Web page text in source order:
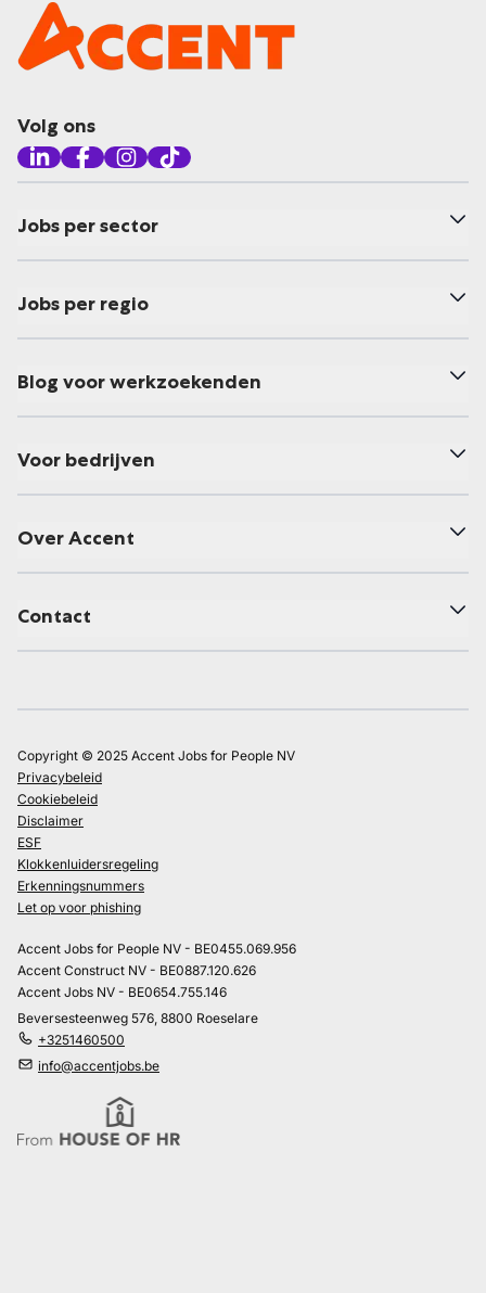
Volg ons
Jobs per sector
Jobs per regio
Blog voor werkzoekenden
Voor bedrijven
Over Accent
Contact
Copyright © 2025 Accent Jobs for People NV
Privacybeleid
Cookiebeleid
Disclaimer
ESF
Klokkenluidersregeling
Erkenningsnummers
Let op voor phishing
Accent Jobs for People NV - BE0455.069.956
Accent Construct NV - BE0887.120.626
Accent Jobs NV - BE0654.755.146
Beversesteenweg 576, 8800 Roeselare
+3251460500
info@accentjobs.be